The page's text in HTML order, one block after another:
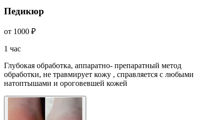
Педикюр
от 1000 ₽
1 час
Глубокая обработка, аппаратно- препаратный метод
обработки, не травмирует кожу , справляется с любыми
натоптышами и ороговевшей кожей